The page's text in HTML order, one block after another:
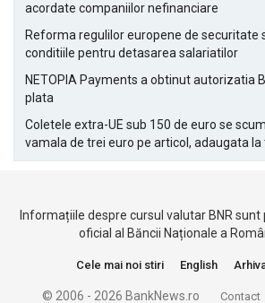
acordate companiilor nefinanciare
Reforma regulilor europene de securitate
conditiile pentru detasarea salariatilor
NETOPIA Payments a obtinut autorizatia
plata
Coletele extra-UE sub 150 de euro se
vamala de trei euro pe articol, adaugata la
Informațiile despre cursul valutar BNR sunt
oficial al Băncii Naționale a
Cele mai noi stiri English
© 2006 - 2026 BankNews.ro Contact